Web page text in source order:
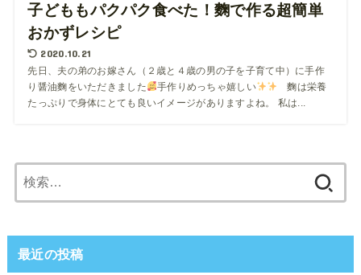
子どももパクパク食べた！麴で作る超簡単
おかずレシピ
2020.10.21
先日、夫の弟のお嫁さん（２歳と４歳の男の子を子育て中）に手作
り醤油麴をいただきました
手作りめっちゃ嬉しい
麴は栄養
たっぷりで身体にとても良いイメージがありますよね。 私は...
索:
最近の投稿